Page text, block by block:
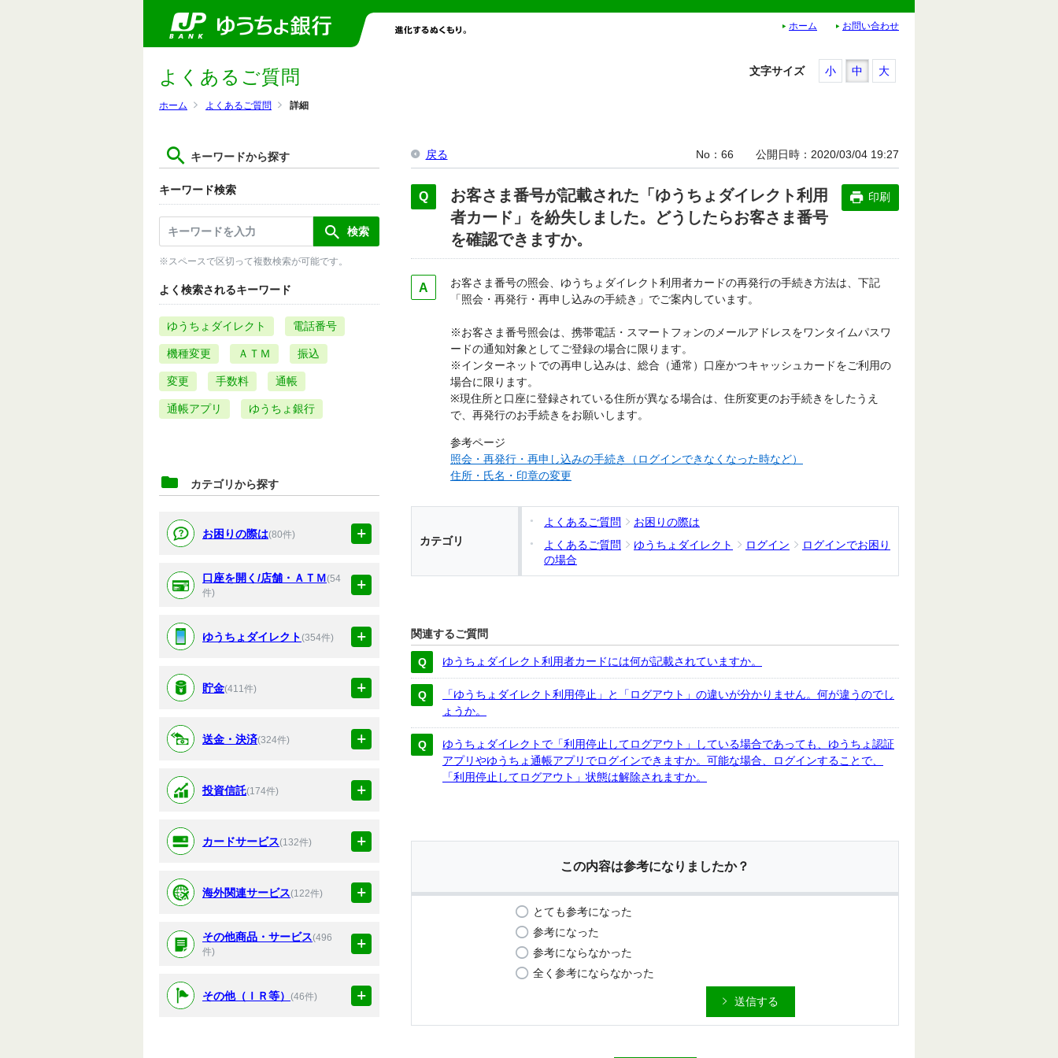
ホーム お問い合わせ
ホーム よくあるご質問 詳細
よくあるご質問
キーワードから探す
キーワード検索
※スペースで区切って複数検索が可能です。
よく検索されるキーワード
ゆうちょダイレクト 電話番号
機種変更 ＡＴＭ 振込
変更 手数料 通帳
通帳アプリ ゆうちょ銀行
カテゴリから探す
お困りの際は(80件)
口座を開く/店舗・ＡＴＭ(54
件)
ゆうちょダイレクト(354件)
貯金(411件)
送金・決済(324件)
投資信託(174件)
カードサービス(132件)
海外関連サービス(122件)
その他商品・サービス(496
件)
その他（ＩＲ等） (46件)
文字サイズ 小 中 大
戻る No 66 公開日時 2020/03/04 19:27
お客さま番号が記載された「ゆうちょダイレクト利用
者カード」を紛失しました。どうしたらお客さま番号
を確認できますか。
印刷
お客さま番号の照会、ゆうちょダイレクト利用者カードの再発行の手続き方法は、下記
「照会・再発行・再申し込みの手続き」でご案内しています。
※お客さま番号照会は、携帯電話・スマートフォンのメールアドレスをワンタイムパスワ
ードの通知対象としてご登録の場合に限ります。
※インターネットでの再申し込みは、総合（通常）口座かつキャッシュカードをご利用の
場合に限ります。
※現住所と口座に登録されている住所が異なる場合は、住所変更のお手続きをしたうえ
で、再発行のお手続きをお願いします。
参考ページ
照会・再発行・再申し込みの手続き（ログインできなくなった時など）
住所・氏名・印章の変更
カテゴリ
よくあるご質問
お困りの際は
よくあるご質問
ゆうちょダイレクト ログイン
ログインでお困り
の場合
関連するご質問
ゆうちょダイレクト利用者カードには何が記載されていますか。
「ゆうちょダイレクト利用停止」と「ログアウト」の違いが分かりません。何が違うのでし
ょうか。
ゆうちょダイレクトで「利用停止してログアウト」している場合であっても、ゆうちょ認証
アプリやゆうちょ通帳アプリでログインできますか。可能な場合、ログインすることで、
「利用停止してログアウト」状態は解除されますか。
この内容は参考になりましたか？
とても参考になった
参考になった
参考にならなかった
全く参考にならなかった
送信する